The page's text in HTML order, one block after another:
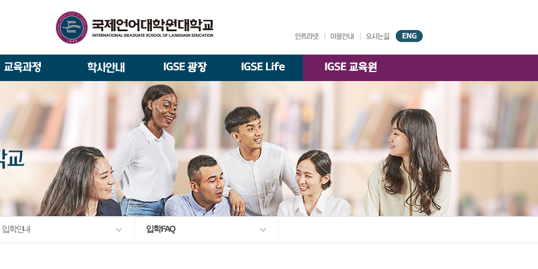
석사/박사과정 모집요강
일반(내국인)전형 모집요강
외국인 유학생 특별전형 모집요강
재학생 · 졸업생 이야기
언어교육융합학과
한국어·영어통번역전공
한국어·베트남어통번역전공
유학생 원서 접수
About IGSE
IGSE 소개
설립 이념과 비전
IGSE 발자취
학교 상징
총장실
역대 총장
대학기구 찾아오시는 길
대학자체평가·
언어교육융합학과 교수소개
TESOL & 영어교재개발(주간)
영어·한국어교육(야간)
외국어로서의 한국어교육(주간)
통번역학과
한국어·베트남어통번역(주간)
교수소개
한국어·영어통번역(야간) 교수소개
국제경영학과
K-융합경영
교수소개
한국·베트남 전문경영
학사 일정 증명서 발급 강의시간표
규정
IGSE News IGSE 갤러리 AGORA
학업 활동 출간·출시 부속기관
학술정보원
장학제도 대관안내 시설안내
IT 지원 안내
입학안내 입학 FAQ